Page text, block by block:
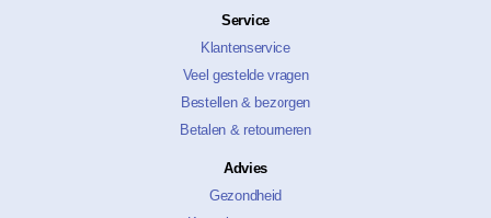
Service
Klantenservice
Veel gestelde vragen
Bestellen & bezorgen
Betalen & retourneren
Advies
Gezondheid